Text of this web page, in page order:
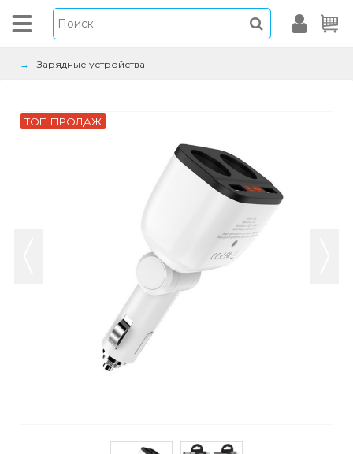
Зарядные устройства
ТОП ПРОДАЖ